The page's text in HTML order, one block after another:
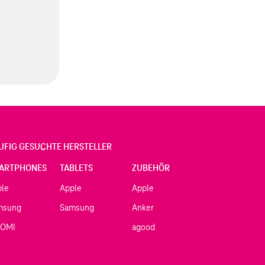
GESUCHTE HERSTELLER
TABLETS
Apple
Samsung
ZUBEHÖR
Apple
Anker
agood